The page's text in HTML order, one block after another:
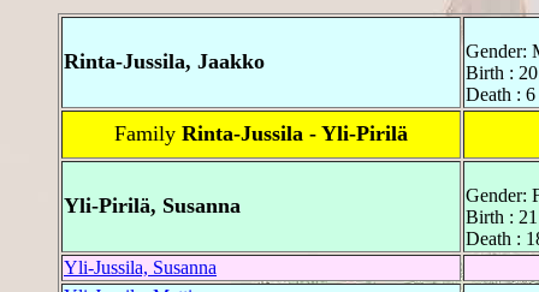
Rinta-Jussila, Jaakko
Gender:
Birth :
Death :
Family Rinta-Jussila - Yli-Pirilä
Yli-Pirilä, Susanna
Gender:
Birth :
Death :
Yli-Jussila, Susanna